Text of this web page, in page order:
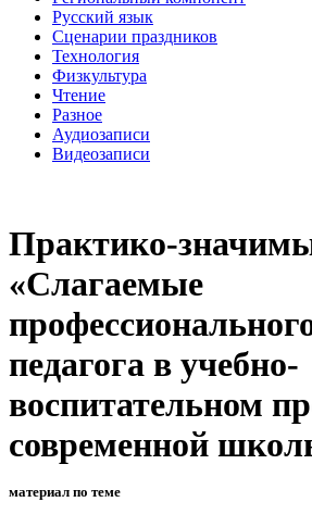
Русский язык
Сценарии праздников
Технология
Физкультура
Чтение
Разное
Аудиозаписи
Видеозаписи
Практико-
«Слагаемые
педагога в учебно-
воспитательном
современной
материал по теме